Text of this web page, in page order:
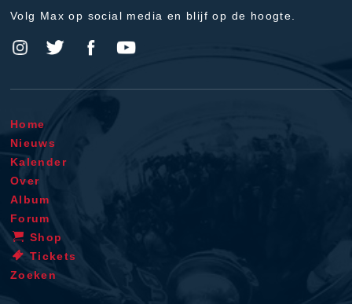
Volg Max op social media en blijf op de hoogte.
Home
Nieuws
Kalender
Over
Album
Forum
Shop
Tickets
Zoeken